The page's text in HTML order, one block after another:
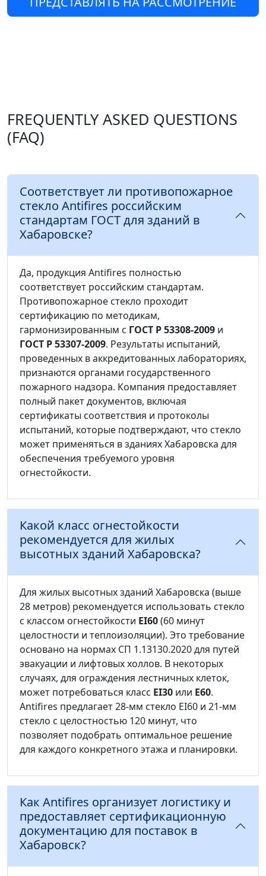
FREQUENTLY ASKED QUESTIONS
(FAQ)
Соответствует ли противопожарное
стекло Antifires российским
стандартам ГОСТ для зданий в
Хабаровске?
Да, продукция Antifires полностью
соответствует российским стандартам.
Противопожарное стекло проходит
сертификацию по методикам,
гармонизированным с ГОСТ Р 53308-2009 и
ГОСТ Р 53307-2009. Результаты испытаний,
проведенных в аккредитованных лабораториях,
признаются органами государственного
пожарного надзора. Компания предоставляет
полный пакет документов, включая
сертификаты соответствия и протоколы
испытаний, которые подтверждают, что стекло
может применяться в зданиях Хабаровска для
обеспечения требуемого уровня
огнестойкости.
Какой класс огнестойкости
рекомендуется для жилых
высотных зданий Хабаровска?
Для жилых высотных зданий Хабаровска (выше
28 метров) рекомендуется использовать стекло
с классом огнестойкости EI60(60 минут
целостности и теплоизоляции). Это требование
основано на нормах СП 1.13130.2020 для путей
эвакуации и лифтовых холлов. В некоторых
случаях, для ограждения лестничных клеток,
может потребоваться класс EI30 или E60.
Antifires предлагает 28-мм стекло EI60 и 21-мм
стекло с целостностью 120 минут, что
позволяет подобрать оптимальное решение
для каждого конкретного этажа и планировки.
Как Antifires организует логистику и
предоставляет сертификационную
документацию для поставок в
Хабаровск?